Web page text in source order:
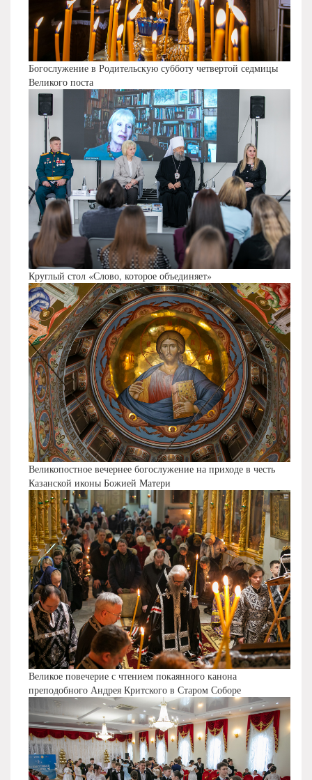
Богослужение в Родительскую субботу четвертой седмицы
Великого поста
Круглый стол «Слово, которое объединяет»
Великопостное вечернее богослужение на приходе в честь
Казанской иконы Божией Матери
Великое повечерие с чтением покаянного канона
преподобного Андрея Критского в Старом Соборе